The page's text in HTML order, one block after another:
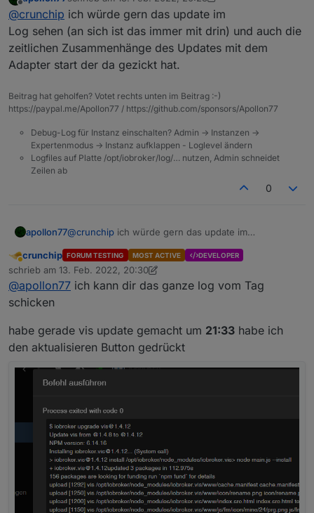
Kann nichts her zaubern was es nicht gibt.
ìQontrolein update gemacht, find ich aber
ebenfalls nichtsdazu im log!!
zuletzt editiert von apollon77
@crunchip ich würde gern das update im
Log sehen (an sich ist das immer mit drin) und auch die
zeitlichen Zusammenhänge des Updates mit dem
Adapter start der da gezickt hat.
Beitrag hat geholfen? Votet rechts unten im Beitrag :-)
https://paypal.me/Apollon77 / https://github.com/sponsors/Apollon77
Debug-Log für Instanz einschalten? Admin -> Instanzen ->
Expertenmodus -> Instanz aufklappen - Loglevel ändern
Logfiles auf Platte /opt/iobroker/log/… nutzen, Admin schneidet
Zeilen ab
0
apollon77@crunchip ich würde gern das update im
die zeitlichen Zusammenhänge des Updates mit dem
Adapter start der da gezickt hat.
Abwesend
crunchip FORUM TESTING MOST ACTIVE DEVELOPER
schrieb am 13. Feb. 2022, 20:30
zuletzt editiert von crunchip
@apollon77 ich kann dir das ganze log vom Tag
schicken
habe gerade vis update gemacht um 21:33 habe ich
den aktualisieren Button gedrückt